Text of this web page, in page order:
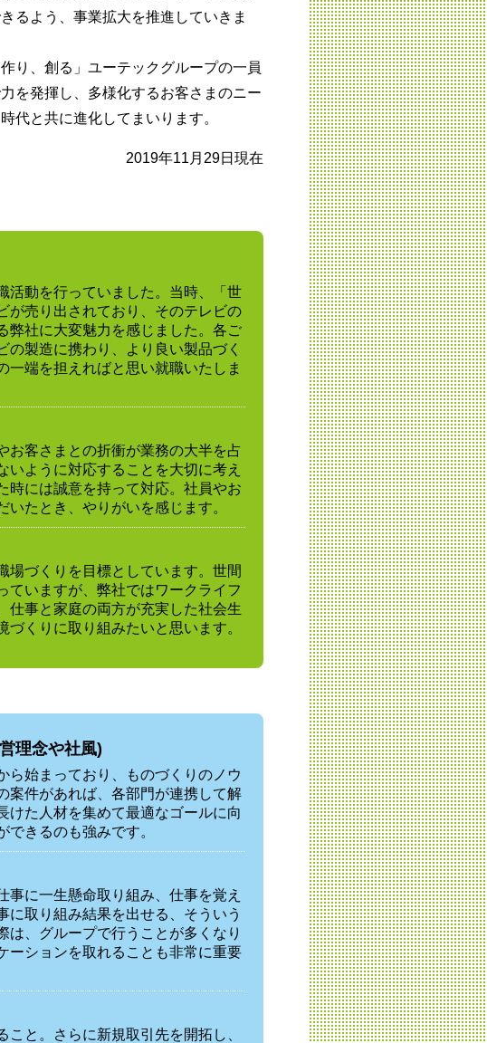
るよう、事業拡大を推進していきま
り、創る」ユーテックグループの一員
を発揮し、多様化するお客さまのニー
代と共に進化してまいります。
2019年11月29日現在
活動を行っていました。当時、「世
が売り出されており、そのテレビの
弊社に大変魅力を感じました。各ご
製造に携わり、より良い製品づく
一端を担えればと思い就職いたしま
お客さまとの折衝が業務の大半を占
いように対応することを大切に考え
時には誠意を持って対応。社員やお
たとき、やりがいを感じます。
場づくりを目標としています。世間
ていますが、弊社ではワークライフ
仕事と家庭の両方が充実した社会生
くりに取り組みたいと思います。
理念や社風)
ら始まっており、ものづくりのノウ
案件があれば、各部門が連携して解
けた人材を集めて最適なゴールに向
きるのも強みです。
事に一生懸命取り組み、仕事を覚え
に取り組み結果を出せる、そういう
は、グループで行うことが多くなり
ーションを取れることも非常に重要
こと。さらに新規取引先を開拓し、